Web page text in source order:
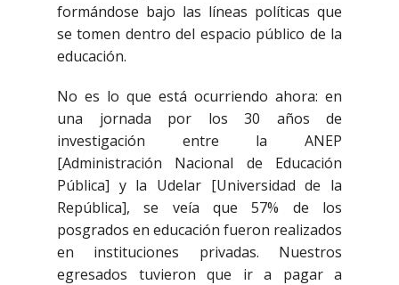
formándose bajo las líneas políticas que
se tomen dentro del espacio público de la
educación.
No es lo que está ocurriendo ahora: en
una jornada por los 30 años de
investigación entre la ANEP
[Administración Nacional de Educación
Pública] y la Udelar [Universidad de la
República], se veía que 57% de los
posgrados en educación fueron realizados
en instituciones privadas. Nuestros
egresados tuvieron que ir a pagar a